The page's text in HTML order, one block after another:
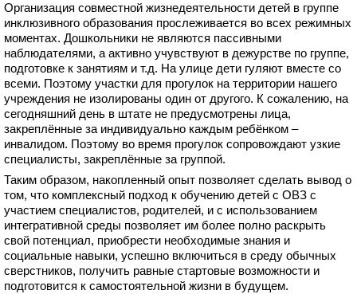
Организация совместной жизнедеятельности детей в группе
инклюзивного образования прослеживается во всех режимных
моментах. Дошкольники не являются пассивными
наблюдателями, а активно учувствуют в дежурстве по группе,
подготовке к занятиям и т.д. На улице дети гуляют вместе со
всеми. Поэтому участки для прогулок на территории нашего
учреждения не изолированы один от другого. К сожалению, на
сегодняшний день в штате не предусмотрены лица,
закреплённые за индивидуально каждым ребёнком –
инвалидом. Поэтому во время прогулок сопровождают узкие
специалисты, закреплённые за группой.
Таким образом, накопленный опыт позволяет сделать вывод о
том, что комплексный подход к обучению детей с ОВЗ с
участием специалистов, родителей, и с использованием
интегративной среды позволяет им более полно раскрыть
свой потенциал, приобрести необходимые знания и
социальные навыки, успешно включиться в среду обычных
сверстников, получить равные стартовые возможности и
подготовится к самостоятельной жизни в будущем.